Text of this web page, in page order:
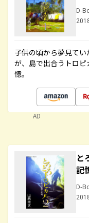
D-
子供の頃から夢見て
が、島で出合うトロ
憶。
AD
と
記
D-